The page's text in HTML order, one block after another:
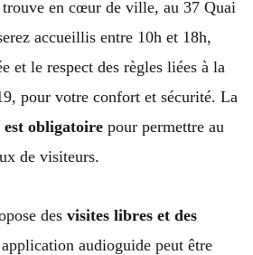
trouve en cœur de ville, au 37 Quai
accueillis entre 10h et 18h,
et le respect des règles liées à la
pour votre confort et sécurité. La
obligatoire pour permettre au
de visiteurs.
des visites libres et des
audioguide peut être